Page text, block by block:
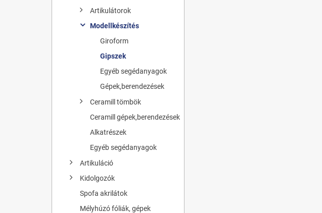
Artikulátorok
Modellkészítés
Giroform
Gipszek
Egyéb segédanyagok
Gépek,berendezések
Ceramill tömbök
Ceramill gépek,berendezések
Alkatrészek
Egyéb segédanyagok
Artikuláció
Kidolgozók
Spofa akrilátok
Mélyhúzó fóliák, gépek